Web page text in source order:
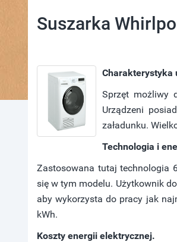
Suszarka
Charakterystyka
Sprzęt możliwy
Urządzeni
załadunku.
Technologia i
Zastosowana tutaj technologia
się w tym modelu. Użytkownik
aby wykorzysta do pracy jak
kWh.
Koszty energii elektrycznej.